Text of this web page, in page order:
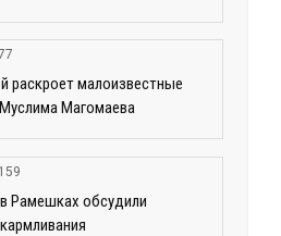
раскроет малоизвестные
Магомаева
159
Рамешках обсудили